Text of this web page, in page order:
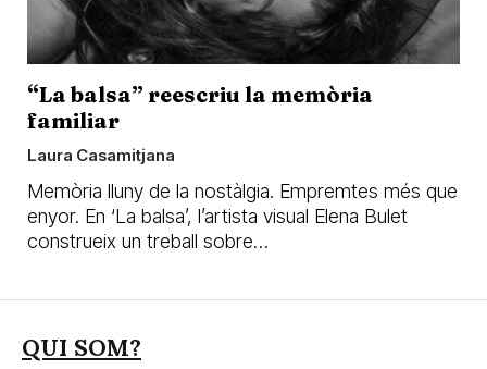
“La balsa” reescriu la memòria
familiar
Laura Casamitjana
Memòria lluny de la nostàlgia. Empremtes més que
enyor. En ‘La balsa’, l’artista visual Elena Bulet
construeix un treball sobre…
QUI SOM?